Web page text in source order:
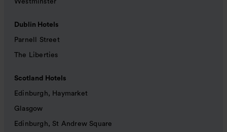
Westminster
Dublin Hotels
Parnell Street
The Liberties
Scotland Hotels
Edinburgh, Haymarket
Glasgow
Edinburgh, St Andrew Square